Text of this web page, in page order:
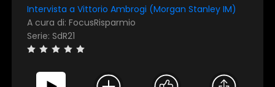
Intervista a Vittorio Ambrogi (Morgan Stanley IM)
A cura di: FocusRisparmio
Serie: SdR21
Invia